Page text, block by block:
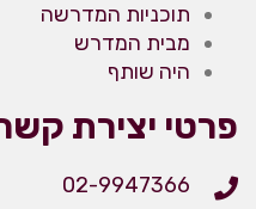
תוכניות המדרשה
מבית המדרש
היה שותף
פרטי יצירת
02-9947366